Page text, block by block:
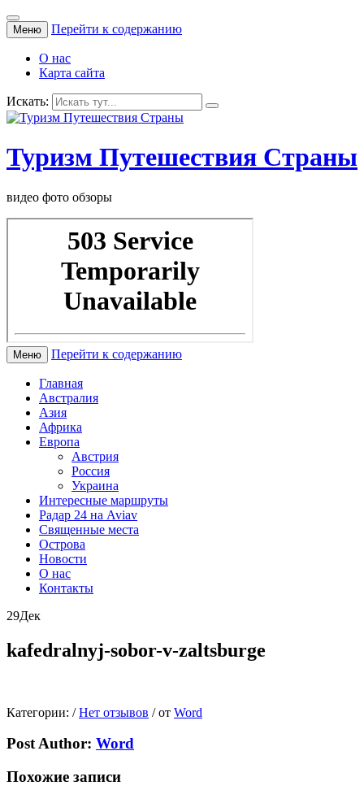
Меню Перейти к содержанию
О нас
Карта сайта
Искать:
Туризм Путешествия Страны
видео фото обзоры
Меню Перейти к содержанию
Главная
Австралия
Азия
Африка
Европа
Австрия
Россия
Украина
Интересные маршруты
Радар 24 на Aviav
Священные места
Острова
Новости
О нас
Контакты
29Дек
kafedralnyj-sobor-v-zaltsburge
Категории: / Нет отзывов /от Word
Post Author: Word
Похожие записи